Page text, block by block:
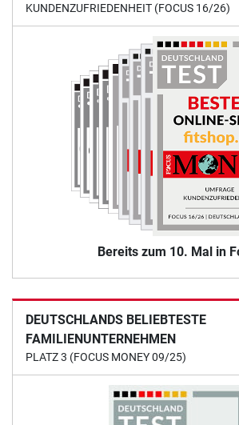
KUNDENZUFRIEDENHEIT (FOCUS 16/26)
Bereits zum 10. Mal in
DEUTSCHLANDS BELIEBTESTE
FAMILIENUNTERNEHMEN
PLATZ 3 (FOCUS MONEY 09/25)